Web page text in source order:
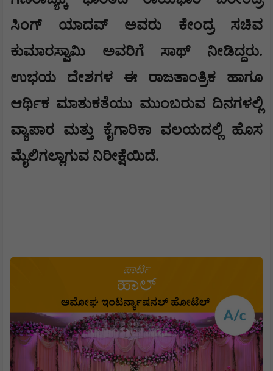
ಸಿಂಗ್ ಯಾದವ್ ಅವರು ಕೇಂದ್ರ ಸಚಿವ
ಕುಮಾರಸ್ವಾಮಿ ಅವರಿಗೆ ಸಾಥ್ ನೀಡಿದ್ದರು.
ಉಭಯ ದೇಶಗಳ ಈ ರಾಜತಾಂತ್ರಿಕ ಹಾಗೂ
ಆರ್ಥಿಕ ಮಾತುಕತೆಯು ಮುಂಬರುವ ದಿನಗಳಲ್ಲಿ
ವ್ಯಾಪಾರ ಮತ್ತು ಕೈಗಾರಿಕಾ ವಲಯದಲ್ಲಿ ಹೊಸ
ಮೈಲಿಗಲ್ಲಾಗುವ ನಿರೀಕ್ಷೆಯಿದೆ.